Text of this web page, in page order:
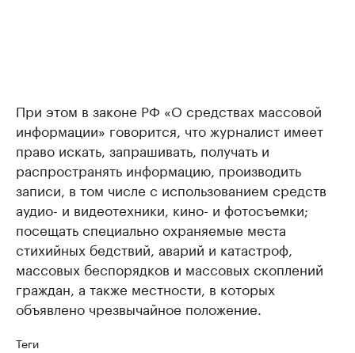
При этом в законе РФ «О средствах массовой
информации» говорится, что журналист имеет
право искать, запрашивать, получать и
распространять информацию, производить
записи, в том числе с использованием средств
аудио- и видеотехники, кино- и фотосъемки;
посещать специально охраняемые места
стихийных бедствий, аварий и катастроф,
массовых беспорядков и массовых скоплений
граждан, а также местности, в которых
объявлено чрезвычайное положение.
Теги